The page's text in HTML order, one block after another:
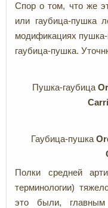
Спор о том, что же
или гаубица-пушка
модификациях
гаубица-пушка.
Пушка-гаубица
Гаубица-пушка
Полки средней
терминологии)
это были,